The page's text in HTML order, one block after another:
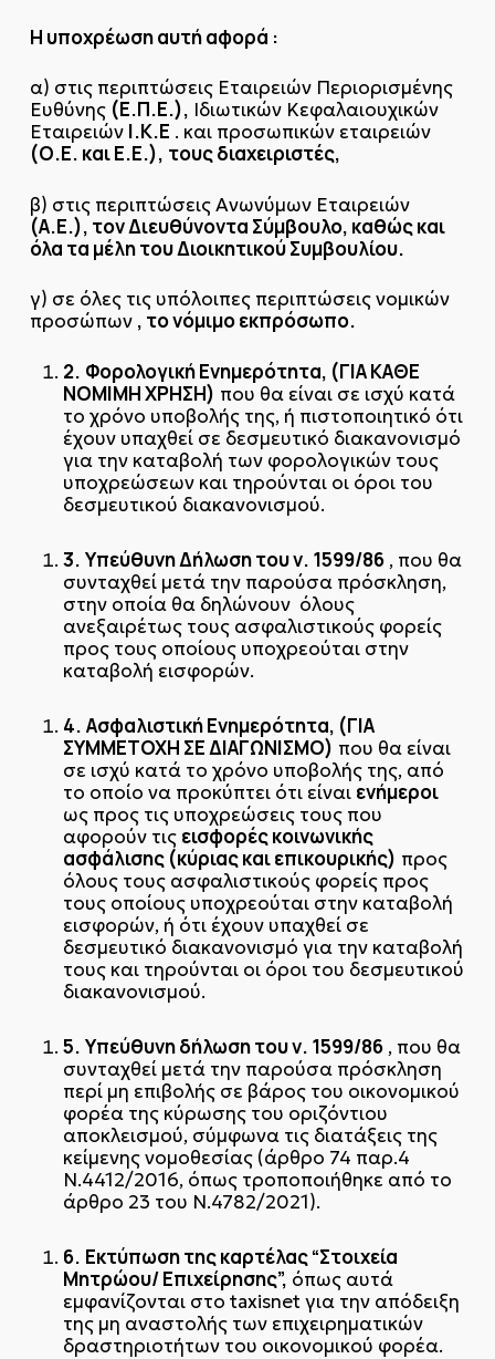
Η υποχρέωση αυτή αφορά :
α) στις περιπτώσεις Εταιρειών Περιορισμένης
Ευθύνης (Ε.Π.Ε.), Ιδιωτικών Κεφαλαιουχικών
Εταιρειών Ι.Κ.Ε . και προσωπικών εταιρειών
(Ο.Ε. και Ε.Ε.), τους διαχειριστές,
β) στις περιπτώσεις Ανωνύμων Εταιρειών
(Α.Ε.), τον Διευθύνοντα Σύμβουλο, καθώς και
όλα τα μέλη του Διοικητικού Συμβουλίου.
γ) σε όλες τις υπόλοιπες περιπτώσεις νομικών
προσώπων , το νόμιμο εκπρόσωπο.
2. Φορολογική Ενημερότητα, (ΓΙΑ ΚΑΘΕ
ΝΟΜΙΜΗ ΧΡΗΣΗ) που θα είναι σε ισχύ κατά
το χρόνο υποβολής της, ή πιστοποιητικό ότι
έχουν υπαχθεί σε δεσμευτικό διακανονισμό
για την καταβολή των φορολογικών τους
υποχρεώσεων και τηρούνται οι όροι του
δεσμευτικού διακανονισμού.
3. Υπεύθυνη Δήλωση του ν. 1599/86, που θα
συνταχθεί μετά την παρούσα πρόσκληση,
στην οποία θα δηλώνουν όλους
ανεξαιρέτως τους ασφαλιστικούς φορείς
προς τους οποίους υποχρεούται στην
καταβολή εισφορών.
4. Ασφαλιστική Ενημερότητα, (ΓΙΑ
ΣΥΜΜΕΤΟΧΗ ΣΕ ΔΙΑΓΩΝΙΣΜΟ) που θα είναι
σε ισχύ κατά το χρόνο υποβολής της, από
το οποίο να προκύπτει ότι είναι ενήμεροι
ως προς τις υποχρεώσεις τους που
αφορούν τις εισφορές κοινωνικής
ασφάλισης (κύριας και επικουρικής) προς
όλους τους ασφαλιστικούς φορείς προς
τους οποίους υποχρεούται στην καταβολή
εισφορών, ή ότι έχουν υπαχθεί σε
δεσμευτικό διακανονισμό για την καταβολή
τους και τηρούνται οι όροι του δεσμευτικού
διακανονισμού.
5. Υπεύθυνη δήλωση του ν. 1599/86, που θα
συνταχθεί μετά την παρούσα πρόσκληση
περί μη επιβολής σε βάρος του οικονομικού
φορέα της κύρωσης του οριζόντιου
αποκλεισμού, σύμφωνα τις διατάξεις της
κείμενης νομοθεσίας (άρθρο 74 παρ.4
Ν.4412/2016, όπως τροποποιήθηκε από το
άρθρο 23 του Ν.4782/2021).
6. Εκτύπωση της καρτέλας “Στοιχεία
Μητρώου/ Επιχείρησης”, όπως αυτά
εμφανίζονται στο taxisnet για την απόδειξη
της μη αναστολής των επιχειρηματικών
δραστηριοτήτων του οικονομικού φορέα.